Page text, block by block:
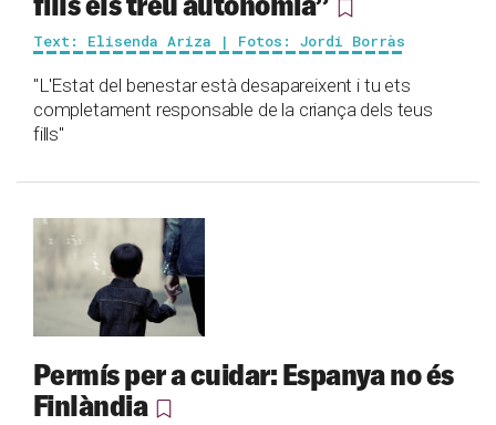
Text: Elisenda Ariza | Fotos: Jordi Borràs
"L'Estat del benestar està desapareixent i tu ets
completament responsable de la criança dels teus
fills"
Permís per a cuidar: Espanya no és
Finlàndia